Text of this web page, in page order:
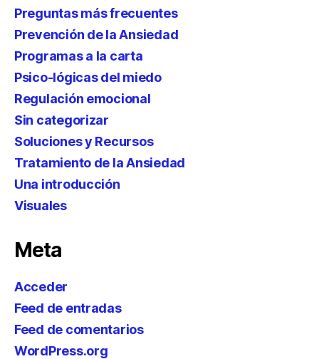
Preguntas más frecuentes
Prevención de la Ansiedad
Programas a la carta
Psico-lógicas del miedo
Regulación emocional
Sin categorizar
Soluciones y Recursos
Tratamiento de la Ansiedad
Una introducción
Visuales
Meta
Acceder
Feed de entradas
Feed de comentarios
WordPress.org